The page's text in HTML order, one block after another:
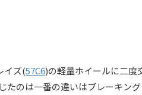
イズ(57C6)の軽量ホイールに二度
たのは一番の違いはブレーキン